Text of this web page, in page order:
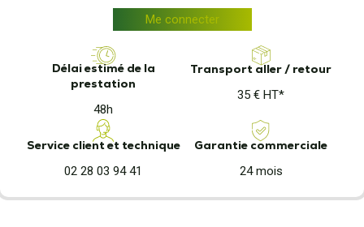
Me connecter
Délai estimé de la
prestation
48h
Transport aller / retour
35 € HT*
Service client et technique
02 28 03 94 41
Garantie commerciale
24 mois